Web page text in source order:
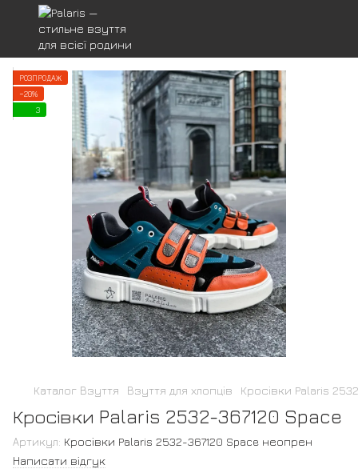
РОЗПРОДАЖ
−20%
3
Каталог Взуття Взуття для хлопців Кросівки Palaris
Кросівки Palaris 2532-367120 Space
Артикул: Кросівки Palaris 2532-367120 Space неопрен
Написати відгук